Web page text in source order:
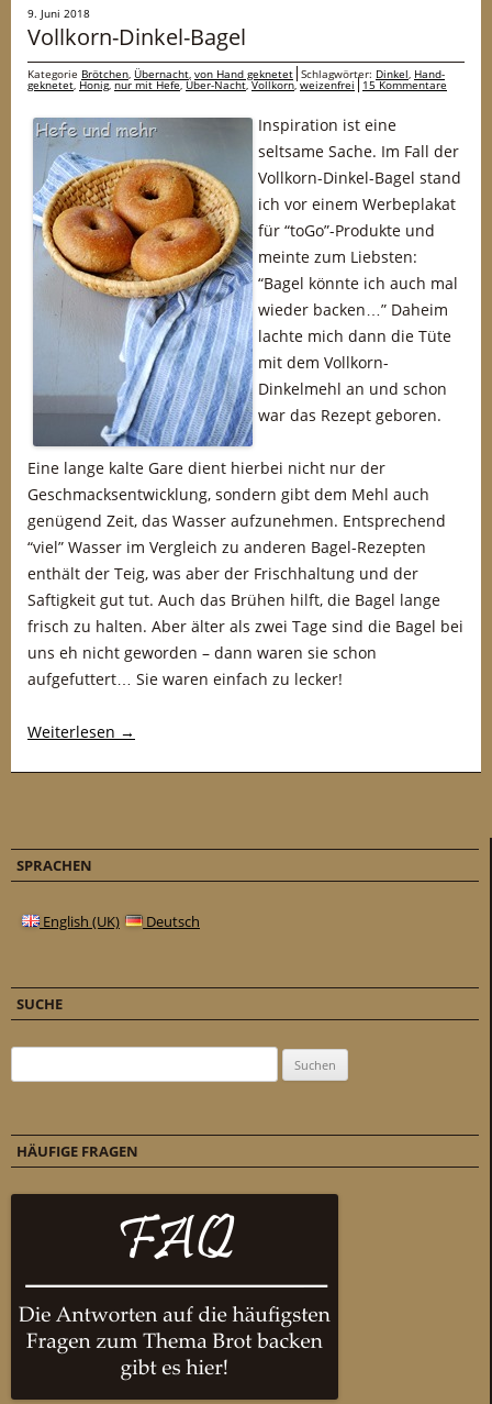
9. Juni 2018
Vollkorn-Dinkel-Bagel
Kategorie Brötchen, Übernacht, von Hand geknetet Schlagwörter: Dinkel, Hand-
geknetet, Honig,nur mit Hefe,Über-Nacht,Vollkorn,weizenfrei 15 Kommentare
Inspiration ist eine
seltsame Sache. Im Fall der
Vollkorn-Dinkel-Bagel stand
ich vor einem Werbeplakat
für “toGo”-Produkte und
meinte zum Liebsten:
“Bagel könnte ich auch mal
wieder backen…” Daheim
lachte mich dann die Tüte
mit dem Vollkorn-
Dinkelmehl an und schon
war das Rezept geboren.
Eine lange kalte Gare dient hierbei nicht nur der
Geschmacksentwicklung, sondern gibt dem Mehl auch
genügend Zeit, das Wasser aufzunehmen. Entsprechend
“viel” Wasser im Vergleich zu anderen Bagel-Rezepten
enthält der Teig, was aber der Frischhaltung und der
Saftigkeit gut tut. Auch das Brühen hilft, die Bagel lange
frisch zu halten. Aber älter als zwei Tage sind die Bagel bei
uns eh nicht geworden – dann waren sie schon
aufgefuttert… Sie waren einfach zu lecker!
Weiterlesen →
SPRACHEN
English (UK) Deutsch
SUCHE
HÄUFIGE FRAGEN